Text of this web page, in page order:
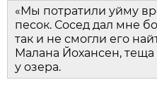
«Мы потратили уйму
песок. Сосед дал мне
так и не смогли его
Малана Йохансен,
у озера.